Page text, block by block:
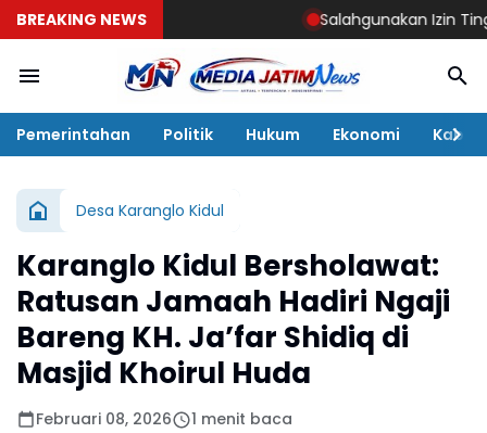
BREAKING NEWS Salahgunakan Izin Tinggal,
Pemerintahan Politik Hukum Ekonomi Kabar
Desa Karanglo Kidul
Karanglo Kidul Bersholawat:
Ratusan Jamaah Hadiri Ngaji
Bareng KH. Ja’far Shidiq di
Masjid Khoirul Huda
Februari 08, 2026 1 menit baca